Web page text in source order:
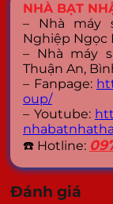
NHÀ BẠT
– Nhà máy
Nghiệp Ngọc
– Nhà máy
Thuận An,
– Fanpage:
oup/
– Youtube:
☎️ Hotline:
Đánh giá